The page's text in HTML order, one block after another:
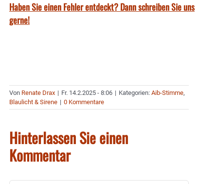
Haben Sie einen Fehler entdeckt? Dann schreiben Sie uns
gerne!
Von Renate Drax | Fr. 14.2.2025 - 8:06 | Kategorien: Aib-Stimme,
Blaulicht & Sirene | 0 Kommentare
Hinterlassen Sie einen
Kommentar